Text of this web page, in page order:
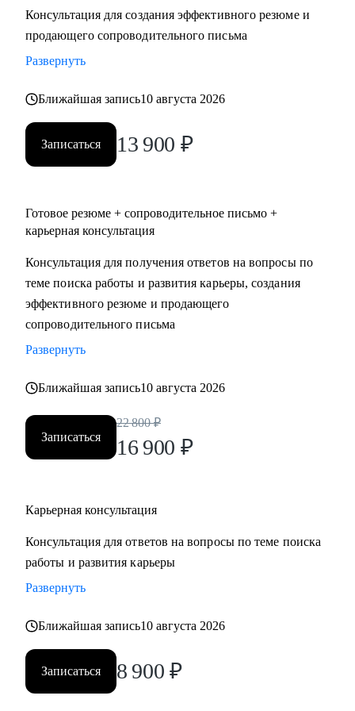
• Два высших образования - Менеджмент и Стратегическое
управление персоналом. Дополнительное образование в
сфере коучинга и карьерного консультирования.
С чем помогу:
• Нет приглашений на интервью - разберем, почему рынок
не видит вашу ценность, и исправим.
• Не знаете, как выгодно представить опыт - соберем
• Перерыв в работе, разнородный бэкграунд (нелинейный
которая закроет вопросы нанимающей стороны.
• Карьерный переход или выход на новый уровень дохода -
выстроим стратегию с конкретными шагами.
• Готовитесь к важному интервью - отработаем ответы и
подсветим сильные стороны.
тренды и ваше позиционирование.
плыть по течению, но не знаете с чего начать ;)
глубокой экспертизы и использования в работе различных
Консультация для создания эффективного резюме и
продающего сопроводительного письма
Развернуть
Ближайшая запись10 августа 2026
Записаться 13 900 ₽
Готовое резюме + сопроводительное письмо +
карьерная консультация
Консультация для получения ответов на вопросы по
теме поиска работы и развития карьеры, создания
эффективного резюме и продающего
сопроводительного письма
Развернуть
Ближайшая запись10 августа 2026
Записаться
22 800 ₽
16 900 ₽
Карьерная консультация
Консультация для ответов на вопросы по теме поиска
работы и развития карьеры
Развернуть
Ближайшая запись10 августа 2026
Записаться 8 900 ₽